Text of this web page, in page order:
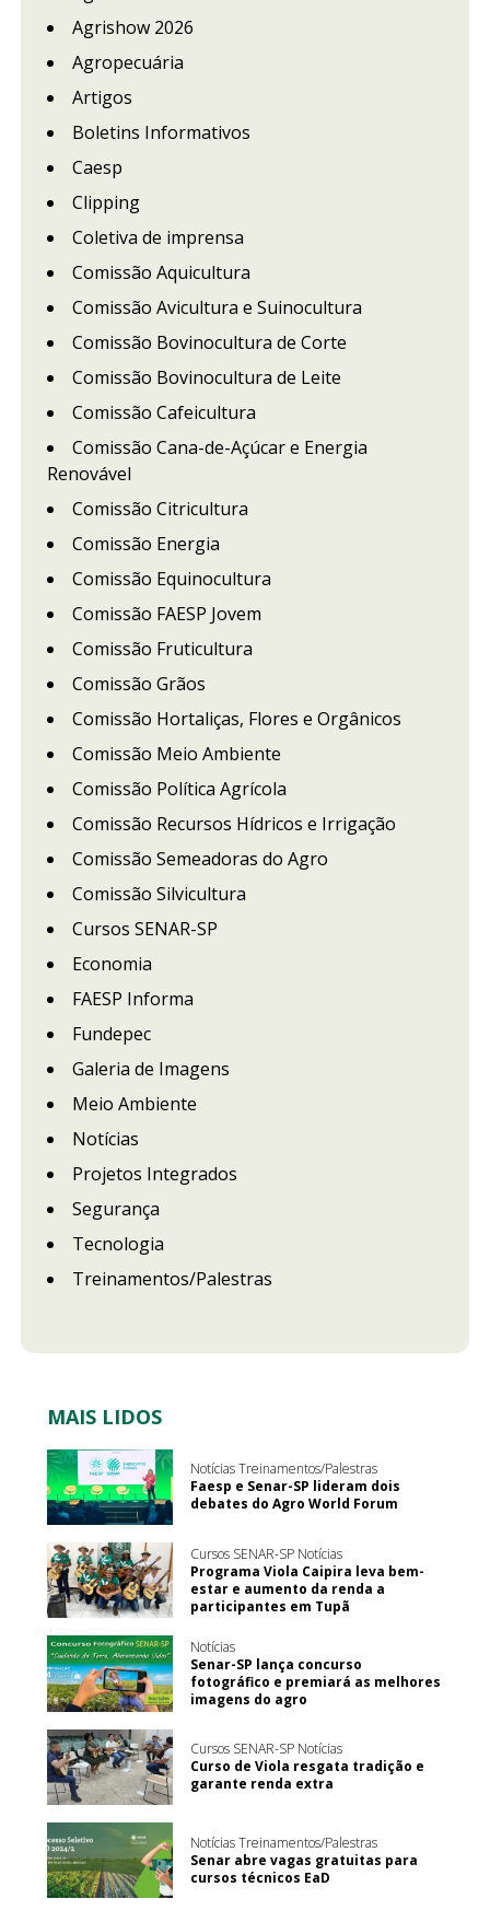
Agrishow 2026
Agropecuária
Artigos
Boletins Informativos
Caesp
Clipping
Coletiva de imprensa
Comissão Aquicultura
Comissão Avicultura e Suinocultura
Comissão Bovinocultura de Corte
Comissão Bovinocultura de Leite
Comissão Cafeicultura
Comissão Cana-de-Açúcar e Energia
Renovável
Comissão Citricultura
Comissão Energia
Comissão Equinocultura
Comissão FAESP Jovem
Comissão Fruticultura
Comissão Grãos
Comissão Hortaliças, Flores e Orgânicos
Comissão Meio Ambiente
Comissão Política Agrícola
Comissão Recursos Hídricos e Irrigação
Comissão Semeadoras do Agro
Comissão Silvicultura
Cursos SENAR-SP
Economia
FAESP Informa
Fundepec
Galeria de Imagens
Meio Ambiente
Notícias
Projetos Integrados
Segurança
Tecnologia
Treinamentos/Palestras
MAIS LIDOS
Notícias Treinamentos/Palestras
Faesp e Senar-SP lideram dois
debates do Agro World Forum
Cursos SENAR-SP Notícias
Programa Viola Caipira leva bem-
estar e aumento da renda a
participantes em Tupã
Notícias
Senar-SP lança concurso
fotográfico e premiará as melhores
imagens do agro
Cursos SENAR-SP Notícias
Curso de Viola resgata tradição e
garante renda extra
Notícias Treinamentos/Palestras
Senar abre vagas gratuitas para
cursos técnicos EaD